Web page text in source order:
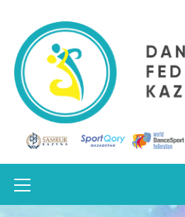
содержимому
Основное
меню